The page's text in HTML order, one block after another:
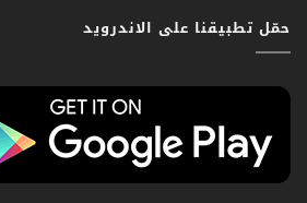
حمّل تطبيقنا على الاندرويد